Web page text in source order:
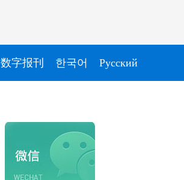
数字报刊 한국어 Pусский